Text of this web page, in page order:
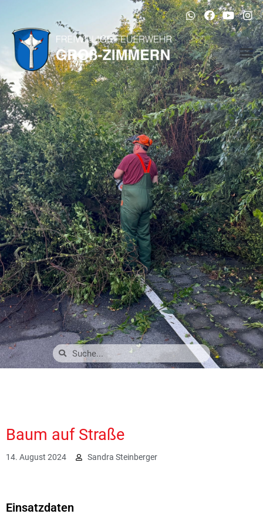
Baum auf Straße
14. August 2024 Sandra Steinberger
Einsatzdaten